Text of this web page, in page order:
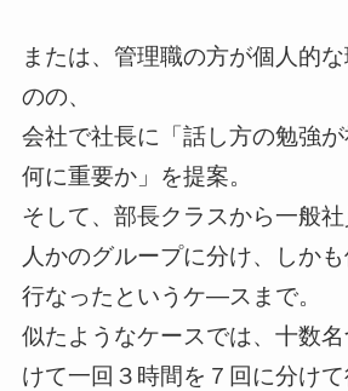
または、管理職の方が個人的
のの、
会社で社長に「話し方の勉強
何に重要か」を提案。
そして、部長クラスから一般
人かのグループに分け、しか
行なったというケ―スまで。
似たようなケースでは、十数
けて一回３時間を７回に分け